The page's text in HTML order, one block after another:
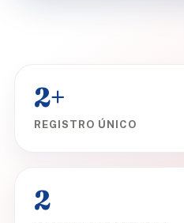
2+
REGISTRO ÚNICO
2